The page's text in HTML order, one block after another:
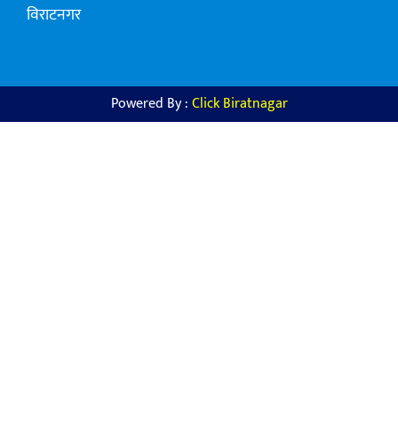
विराटनगर
Powered By :Click Biratnagar